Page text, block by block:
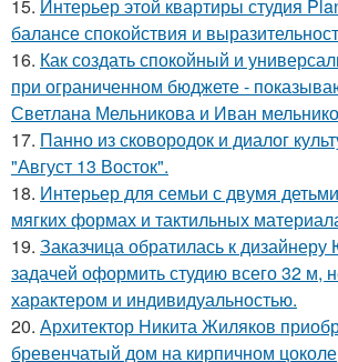
15. Интерьер этой квартиры студия
балансе спокойствия и
16. Как создать спокойный и
при ограниченном бюджете -
Светлана Мельникова и Иван
17. Панно из сковородок и диалог
"Август 13 Восток".
18. Интерьер для семьи с двумя
мягких формах и тактильных
19. Заказчица обратилась к
задачей оформить студию всего 32 м,
характером и индивидуальностью.
20. Архитектор Никита Жиляков
бревенчатый дом на кирпичном